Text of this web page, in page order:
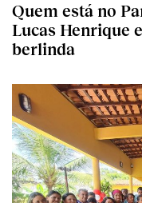
Quem está no
Lucas Henrique
berlinda